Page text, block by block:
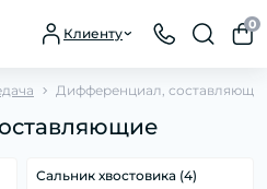
Клиенту
0
Дифференциал,
Сальник хвостовика (4)